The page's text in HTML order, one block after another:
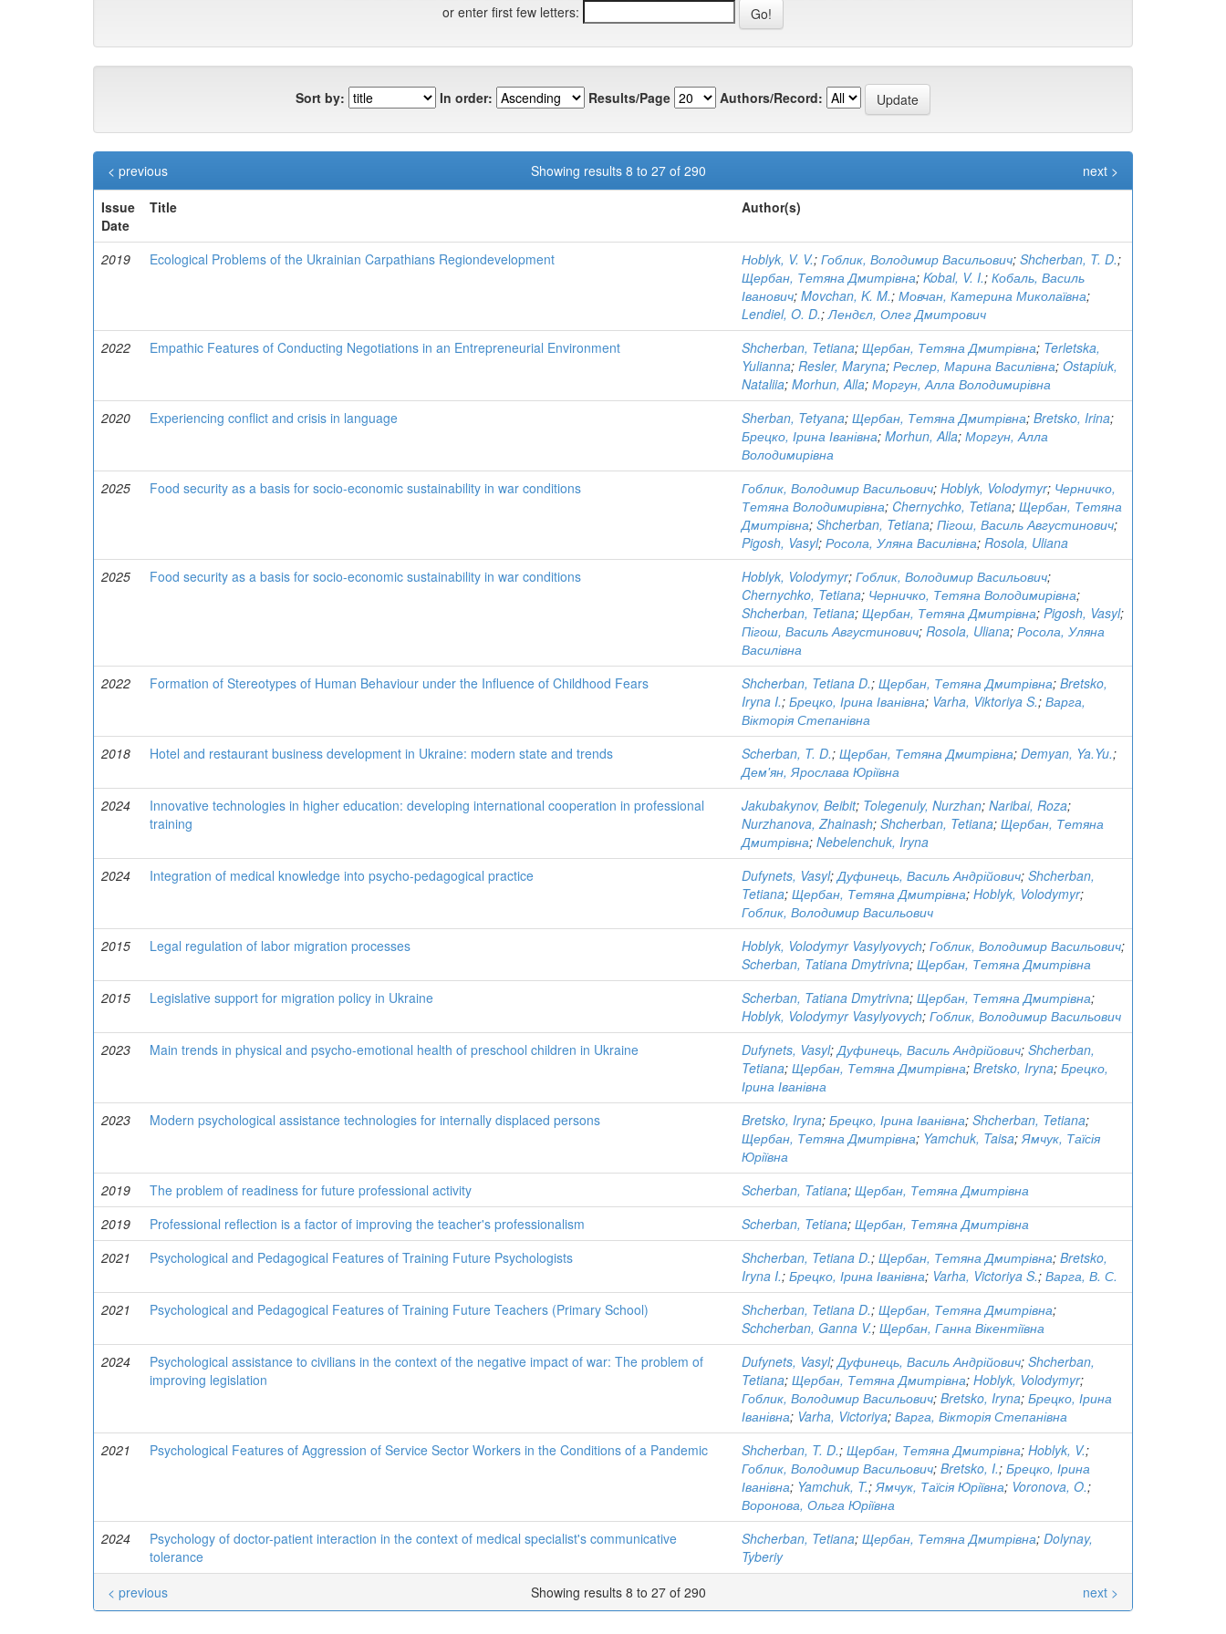
or enter first few letters:
Sort by: In order: Results/Page Authors/Record:
Showing results 8 to 27 of 290
< previous
next >
Issue
Date
Title Author(s)
2019 Ecological Problems of the Ukrainian Carpathians Regiondevelopment Ноblyk, V. V.; Гоблик, Володимир Васильович; Shcherban, T. D.;
Щербан, Тетяна Дмитрівна; Kobal, V. I.; Кобаль, Василь
Іванович; Movchan, K. M.; Мовчан, Катерина Миколаївна;
Lendiel, O. D.;Лендєл, Олег Дмитрович
2022
Empathic Features of Conducting Negotiations in an Entrepreneurial Environment Shcherban, Tetiana; Щербан, Тетяна Дмитрівна; Terletska,
Yulianna; Resler, Maryna; Реслер, Марина Василівна; Ostapiuk,
Nataliia; Morhun, Alla; Моргун, Алла Володимирівна
2020
Experiencing conflict and crisis in language Sherban, Tetyana; Щербан, Тетяна Дмитрівна; Bretsko, Irina;
Брецко, Ірина Іванівна; Morhun, Alla; Моргун, Алла
Володимирівна
2025
Food security as a basis for socio-economic sustainability in war conditions Гоблик, Володимир Васильович; Hoblyk, Volodymyr; Черничко,
Тетяна Володимирівна; Chernychko, Tetiana; Щербан, Тетяна
Дмитрівна; Shcherban, Tetiana; Пігош, Василь Августинович;
Pigosh, Vasyl; Росола, Уляна Василівна; Rosola, Uliana
2025
Food security as a basis for socio-economic sustainability in war conditions Hoblyk, Volodymyr; Гоблик, Володимир Васильович;
Chernychko, Tetiana; Черничко, Тетяна Володимирівна;
Shcherban, Tetiana; Щербан, Тетяна Дмитрівна; Pigosh, Vasyl;
Пігош, Василь Августинович; Rosola, Uliana; Росола, Уляна
Василівна
2022
Formation of Stereotypes of Human Behaviour under the Influence of Childhood Fears Shcherban, Tetiana D.; Щербан, Тетяна Дмитрівна; Bretsko,
Iryna I.; Брецко, Ірина Іванівна; Varha, Viktoriya S.; Варга,
Вікторія Степанівна
2018
Hotel and restaurant business development in Ukraine: modern state and trends Scherban, T. D.; Щербан, Тетяна Дмитрівна; Demyan, Ya.Yu.;
Дем'ян, Ярослава Юріївна
2024
Innovative technologies in higher education: developing international cooperation in professional
training
Jakubakynov, Beibit; Tolegenuly, Nurzhan; Naribai, Roza;
Nurzhanova, Zhainash; Shcherban, Tetiana; Щербан, Тетяна
Дмитрівна; Nebelenchuk, Iryna
2024
Integration of medical knowledge into psycho-pedagogical practice Dufynets, Vasyl;Дуфинець, Василь Андрійович; Shcherban,
Tetiana; Щербан, Тетяна Дмитрівна; Hoblyk, Volodymyr;
Гоблик, Володимир Васильович
2015
Legal regulation of labor migration processes Hoblyk, Volodymyr Vasylyovych; Гоблик, Володимир Васильович;
Scherban, Tatiana Dmytrivna; Щербан, Тетяна Дмитрівна
2015
Legislative support for migration policy in Ukraine Scherban, Tatiana Dmytrivna; Щербан, Тетяна Дмитрівна;
Hoblyk, Volodymyr Vasylyovych; Гоблик, Володимир Васильович
2023
Main trends in physical and psycho-emotional health of preschool children in Ukraine Dufynets, Vasyl;Дуфинець, Василь Андрійович; Shcherban,
Tetiana; Щербан, Тетяна Дмитрівна; Bretsko, Iryna; Брецко,
Ірина Іванівна
2023
Modern psychological assistance technologies for internally displaced persons Bretsko, Iryna; Брецко, Ірина Іванівна; Shcherban, Tetiana;
Щербан, Тетяна Дмитрівна; Yamchuk, Taisa;Ямчук, Таїсія
Юріївна
2019
The problem of readiness for future professional activity Scherban, Tatiana; Щербан, Тетяна Дмитрівна
2019
Professional reflection is a factor of improving the teacher's professionalism Scherban, Tetiana; Щербан, Тетяна Дмитрівна
2021
Psychological and Pedagogical Features of Training Future Psychologists Shcherban, Tetiana D.; Щербан, Тетяна Дмитрівна; Bretsko,
Iryna I.; Брецко, Ірина Іванівна; Varha, Victoriya S.; Варга, В. С.
2021
Psychological and Pedagogical Features of Training Future Teachers (Primary School) Shсherban, Tetiana D.; Щербан, Тетяна Дмитрівна;
Schcherban, Ganna V.; Щербан, Ганна Вікентіївна
2024
Psychological assistance to civilians in the context of the negative impact of war: The problem of
improving legislation
Dufynets, Vasyl;Дуфинець, Василь Андрійович; Shcherban,
Tetiana; Щербан, Тетяна Дмитрівна; Hoblyk, Volodymyr;
Гоблик, Володимир Васильович; Bretsko, Iryna; Брецко, Ірина
Іванівна; Varha, Victoriya; Варга, Вікторія Степанівна
2021
Psychological Features of Aggression of Service Sector Workers in the Conditions of a Pandemic Shcherban, T. D.; Щербан, Тетяна Дмитрівна; Hoblyk, V.;
Гоблик, Володимир Васильович; Bretsko, I.; Брецко, Ірина
Іванівна; Yamchuk, T.;Ямчук, Таїсія Юріївна; Voronova, O.;
Воронова, Ольга Юріївна
2024
Psychology of doctor-patient interaction in the context of medical specialist's communicative
tolerance
Shcherban, Tetiana; Щербан, Тетяна Дмитрівна; Dolynay,
Tyberiy
Showing results 8 to 27 of 290
< previous next >